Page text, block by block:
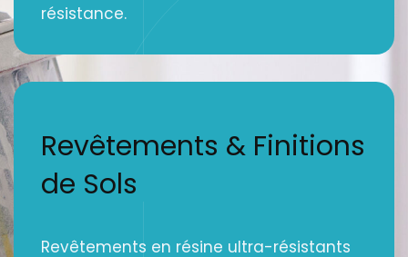
résistance.
Revêtements & Finitions
de Sols
Revêtements en résine ultra-résistants